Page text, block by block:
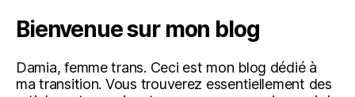
Bienvenue sur mon blog
Damia, femme trans. Ceci est mon blog dédié à
ma transition. Vous trouverez essentiellement des